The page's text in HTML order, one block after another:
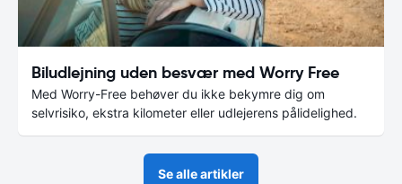
Biludlejning uden besvær med Worry Free
Med Worry-Free behøver du ikke bekymre dig om
selvrisiko, ekstra kilometer eller udlejerens pålidelighed.
Se alle artikler